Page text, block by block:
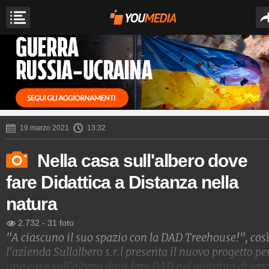
19 marzo 2021 13:32
Nella casa sull'albero dove
fare Didattica a Distanza nella
natura
2.732 - 31 foto
"A ciascuno il suo spazio con la DAD Treehouse!", così
l'azienda Sullalbero s.r.l presenta il nuovo progetto
una casa sull'albero dove fare DAD nel giardino di